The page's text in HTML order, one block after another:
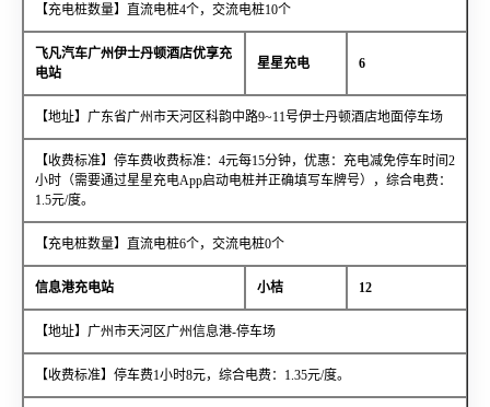
【充电桩数量】直流电桩4个，交流电桩10个
飞凡汽车广州伊士丹顿酒店优享充
电站
星星充电 6
【地址】广东省广州市天河区科韵中路9~11号伊士丹顿酒店地面停车场
【收费标准】停车费收费标准：4元每15分钟，优惠：充电减免停车时间2
小时（需要通过星星充电App启动电桩并正确填写车牌号），综合电费：
1.5元/度。
【充电桩数量】直流电桩6个，交流电桩0个
信息港充电站 小桔 12
【地址】广州市天河区广州信息港-停车场
【收费标准】停车费1小时8元，综合电费：1.35元/度。